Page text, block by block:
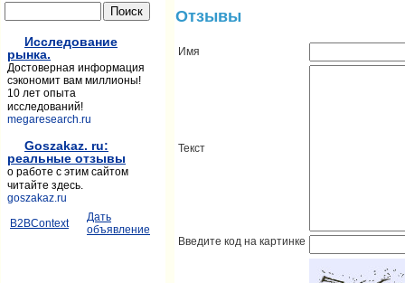
Отзывы
Имя
Текст
Введите код на картинке
Исследование
рынка.
Достоверная информация
сэкономит вам миллионы!
10 лет опыта
исследований!
megaresearch.ru
Goszakaz. ru:
реальные отзывы
о работе с этим сайтом
читайте здесь.
goszakaz.ru
B2BContext
Дать
объявление